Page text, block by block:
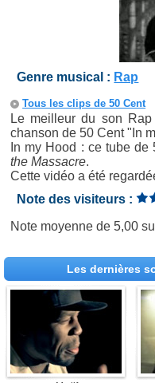
Genre musical : Rap
Tous les clips de 50 Cent
Le meilleur du son
chanson de 50 Cent "In
In my Hood : ce tube
the Massacre.
Cette vidéo a été
Note des visiteurs :
Note moyenne de5,00
Les dernières